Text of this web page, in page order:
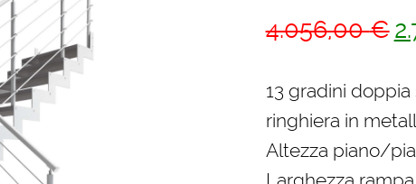
4.056,00€ Il
13 gradini
ringhiera in
Altezza piano/